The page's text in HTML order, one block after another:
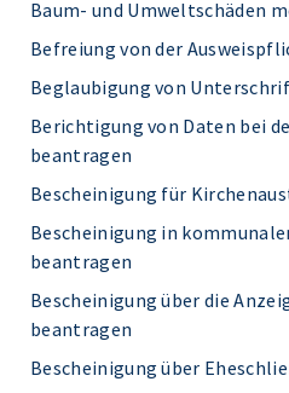
Baum- und Umweltschäden
Befreiung von der
Beglaubigung von
Berichtigung von Daten bei
beantragen
Bescheinigung für
Bescheinigung in
beantragen
Bescheinigung über die
beantragen
Bescheinigung über